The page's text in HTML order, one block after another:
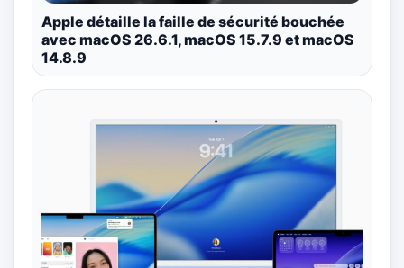
Apple détaille la faille de sécurité bouchée
avec macOS 26.6.1, macOS 15.7.9 et macOS
14.8.9